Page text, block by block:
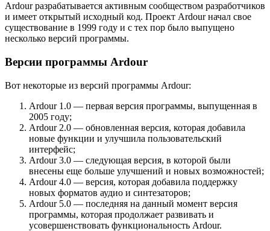
Ardour разрабатывается активным сообществом разработчиков
и имеет открытый исходный код. Проект Ardour начал свое
существование в 1999 году и с тех пор было выпущено
несколько версий программы.
Версии программы Ardour
Вот некоторые из версий программы Ardour:
Ardour 1.0 — первая версия программы, выпущенная в
2005 году;
Ardour 2.0 — обновленная версия, которая добавила
новые функции и улучшила пользовательский
интерфейс;
Ardour 3.0 — следующая версия, в которой были
внесены еще больше улучшений и новых возможностей;
Ardour 4.0 — версия, которая добавила поддержку
новых форматов аудио и синтезаторов;
Ardour 5.0 — последняя на данный момент версия
программы, которая продолжает развивать и
усовершенствовать функциональность Ardour.